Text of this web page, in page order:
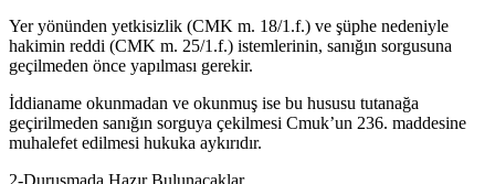
Yer yönünden yetkisizlik (CMK m. 18/1.f.) ve şüphe nedeniyle
hakimin reddi (CMK m. 25/1.f.) istemlerinin, sanığın sorgusuna
geçilmeden önce yapılması gerekir.
İddianame okunmadan ve okunmuş ise bu hususu tutanağa
geçirilmeden sanığın sorguya çekilmesi Cmuk’un 236. maddesine
muhalefet edilmesi hukuka aykırıdır.